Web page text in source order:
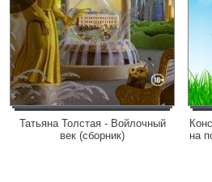
Татьяна Толстая - Войлочный
век (сборник)
на